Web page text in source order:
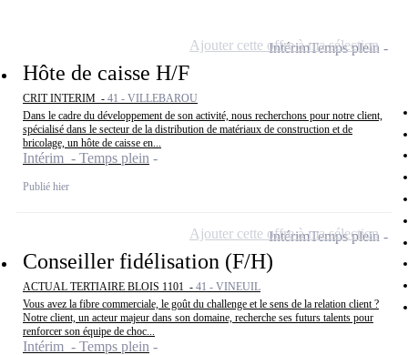
Hôte de caisse H/F
CRIT INTERIM - 41 - VILLEBAROU
Dans le cadre du développement de son activité, nous recherchons pour notre client,
spécialisé dans le secteur de la distribution de matériaux de construction et de
bricolage, un hôte de caisse en...
Intérim - Temps plein
Publié hier
IntérimTemps plein
Ajouter cette offre à ma sélection
Conseiller fidélisation (F/H)
ACTUAL TERTIAIRE BLOIS 1101 - 41 - VINEUIL
Vous avez la fibre commerciale, le goût du challenge et le sens de la relation client ?
Notre client, un acteur majeur dans son domaine, recherche ses futurs talents pour
renforcer son équipe de choc...
Intérim - Temps plein
IntérimTemps plein
Ajouter cette offre à ma sélection